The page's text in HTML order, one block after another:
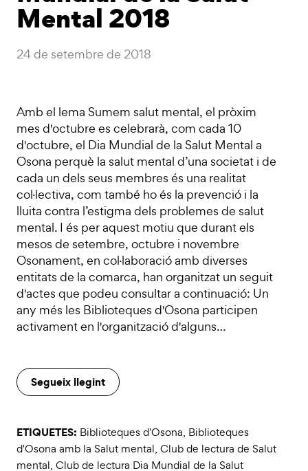
Mental 2018
24 de setembre de 2018
Amb el lema Sumem salut mental, el pròxim
mes d'octubre es celebrarà, com cada 10
d'octubre, el Dia Mundial de la Salut Mental a
Osona perquè la salut mental d’una societat i de
cada un dels seus membres és una realitat
col·lectiva, com també ho és la prevenció i la
lluita contra l’estigma dels problemes de salut
mental. I és per aquest motiu que durant els
mesos de setembre, octubre i novembre
Osonament, en col·laboració amb diverses
entitats de la comarca, han organitzat un seguit
d'actes que podeu consultar a continuació: Un
any més les Biblioteques d'Osona participen
activament en l'organització d'alguns…
Segueix llegint
ETIQUETES: Biblioteques d'Osona, Biblioteques
d'Osona amb la Salut mental, Club de lectura de Salut
mental, Club de lectura Dia Mundial de la Salut